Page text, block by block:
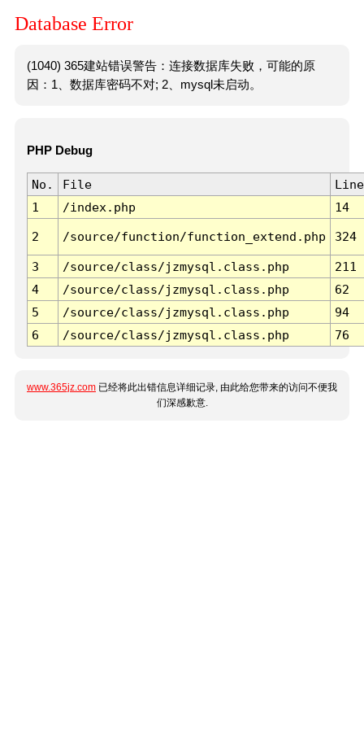
Database Error
(1040) 365建站错误警告：连接数据库失败，可能的原
因：1、数据库密码不对; 2、mysql未启动。
PHP Debug
No. File
Line
1
/index.php 14
2 /source/function/function_extend.php 324
3 /source/class/jzmysql.class.php
211
4
/source/class/jzmysql.class.php
62
5
/source/class/jzmysql.class.php
94
6
/source/class/jzmysql.class.php 76
www.365jz.com 已经将此出错信息详细记录, 由此给您带来的访问不便我
们深感歉意.